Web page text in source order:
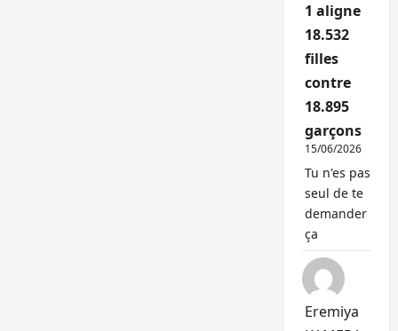
1 aligne
18.532
filles
contre
18.895
garçons
15/06/2026
Tu n'es pas
seul de te
demander
ça
Eremiya